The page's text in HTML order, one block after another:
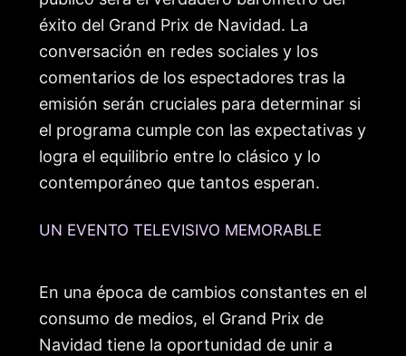
éxito del Grand Prix de Navidad. La
conversación en redes sociales y los
comentarios de los espectadores tras la
emisión serán cruciales para determinar si
el programa cumple con las expectativas y
logra el equilibrio entre lo clásico y lo
contemporáneo que tantos esperan.
UN EVENTO TELEVISIVO MEMORABLE
En una época de cambios constantes en el
consumo de medios, el Grand Prix de
Navidad tiene la oportunidad de unir a